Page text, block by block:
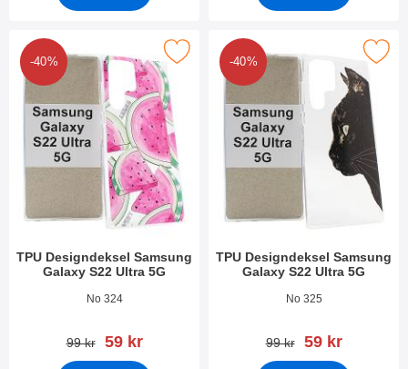
-40%
TPU Designdeksel Samsung
Galaxy S22 Ultra 5G
Varenummer 43249
No 324
gammel pris
99 kr ny pris
59 kr
Designdeksel Samsung Galaxy S22 Ultra 5G som favoritt
-40%
TPU Designdeksel Samsung
Galaxy S22 Ultra 5G
Varenummer 43248
No 325
gammel pris
99 kr ny pris
59 kr
Merk tPU Designdeksel Samsung